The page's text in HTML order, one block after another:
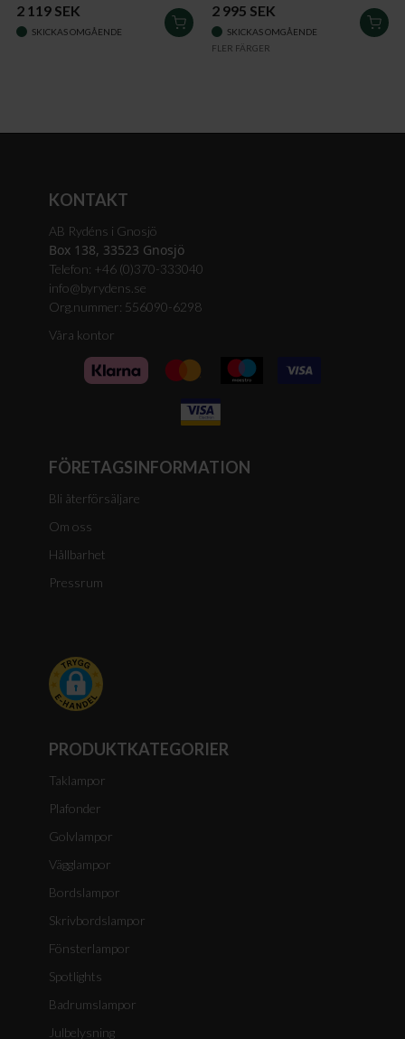
2 119 SEK
LÄGG
I
VARUKORGEN
SKICKAS OMGÅENDE
2 995 SEK
I
SKICKAS OMGÅENDE
FLER FÄRGER
KONTAKT
AB Rydéns i Gnosjö
Box 138, 33523 Gnosjö
Telefon: +46 (0)370-333040
info@byrydens.se
Org.nummer: 556090-6298
Våra kontor
FÖRETAGSINFORMATION
Bli återförsäljare
Om oss
Hållbarhet
Pressrum
PRODUKTKATEGORIER
Taklampor
Plafonder
Golvlampor
Vägglampor
Bordslampor
Skrivbordslampor
Fönsterlampor
Spotlights
Badrumslampor
Julbelysning